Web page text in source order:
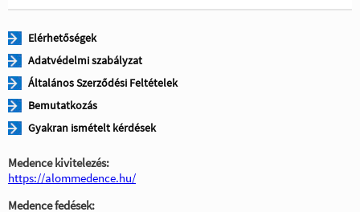
Elérhetőségek
Adatvédelmi szabályzat
Általános Szerződési Feltételek
Bemutatkozás
Gyakran ismételt kérdések
Medence kivitelezés:
https://alommedence.hu/
Medence fedések: